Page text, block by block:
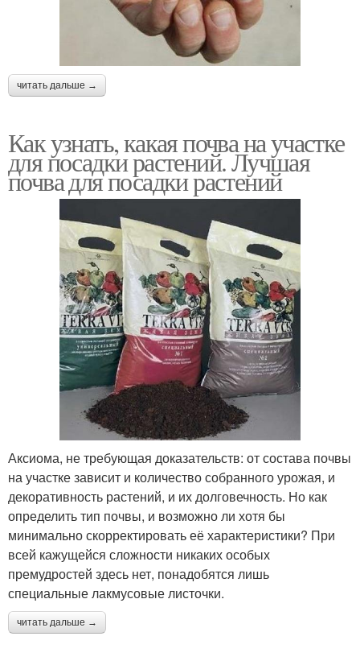
читать дальше →
Как узнать, какая почва на участке
для посадки растений. Лучшая
почва для посадки растений
Аксиома, не требующая доказательств: от состава почвы
на участке зависит и количество собранного урожая, и
декоративность растений, и их долговечность. Но как
определить тип почвы, и возможно ли хотя бы
минимально скорректировать её характеристики? При
всей кажущейся сложности никаких особых
премудростей здесь нет, понадобятся лишь
специальные лакмусовые листочки.
читать дальше →